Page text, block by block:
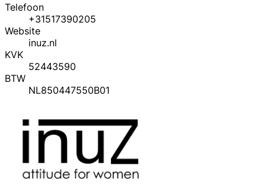
Telefoon
+31517390205
Website
inuz.nl
KVK
52443590
BTW
NL850447550B01